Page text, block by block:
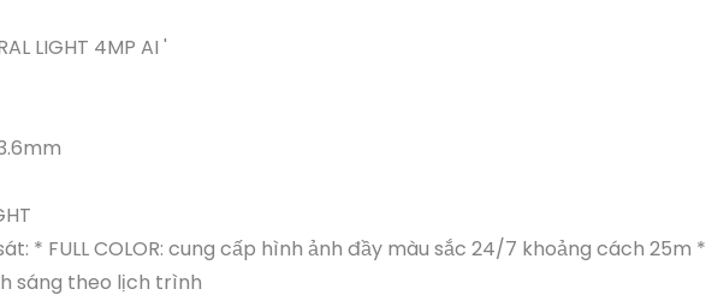
LIGHT 4MP AI '
* FULL COLOR: cung cấp hình ảnh đầy màu sắc 24/7 khoảng cách 25m *
sáng theo lịch trình